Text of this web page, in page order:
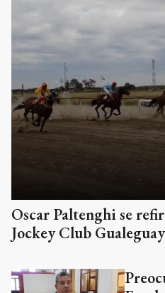
Oscar Paltenghi se
Jockey Club Gualeguay